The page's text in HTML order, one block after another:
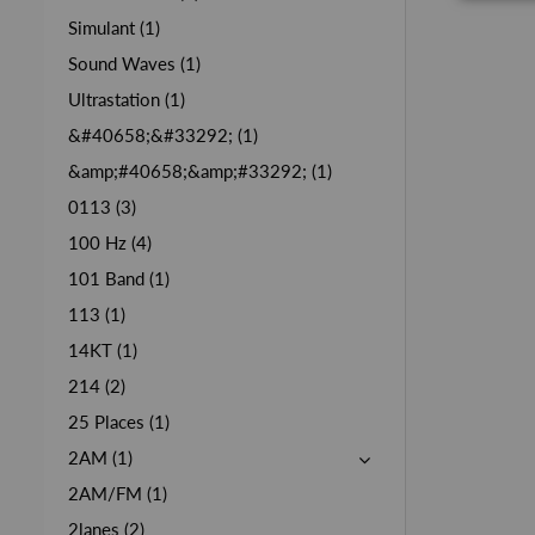
Simulant (1)
Sound Waves (1)
Ultrastation (1)
&#40658;&#33292; (1)
&amp;#40658;&amp;#33292; (1)
0113 (3)
100 Hz (4)
101 Band (1)
113 (1)
14KT (1)
214 (2)
25 Places (1)
2AM (1)
2AM/FM (1)
2lanes (2)